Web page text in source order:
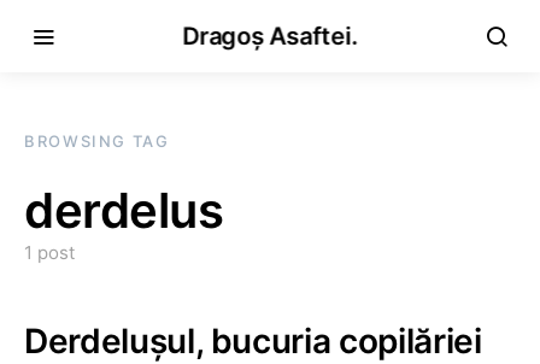
Dragoș Asaftei.
BROWSING TAG
derdelus
1 post
Derdeluşul, bucuria copilăriei